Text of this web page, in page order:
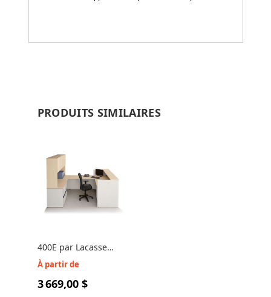
PRODUITS SIMILAIRES
400E par Lacasse
QS400E-PLAN11 Poste
réception
À partir de
3 669,00 $